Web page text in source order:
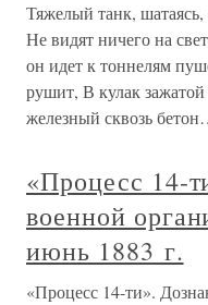
Тяжелый танк,
Не видят ничего на
он идет к тоннелям
рушит, В кулак
железный сквозь
«Процесс 14-
военной
июнь 1883 г.
«Процесс 14-ти».